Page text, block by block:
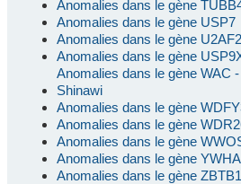
Anomalies dans le gène
Anomalies dans le gène USP7
Anomalies dans le gène U2AF2
Anomalies dans le gène
Anomalies dans le gène WAC
Shinawi
Anomalies dans le gène
Anomalies dans le gène
Anomalies dans le gène
Anomalies dans le gène
Anomalies dans le gène